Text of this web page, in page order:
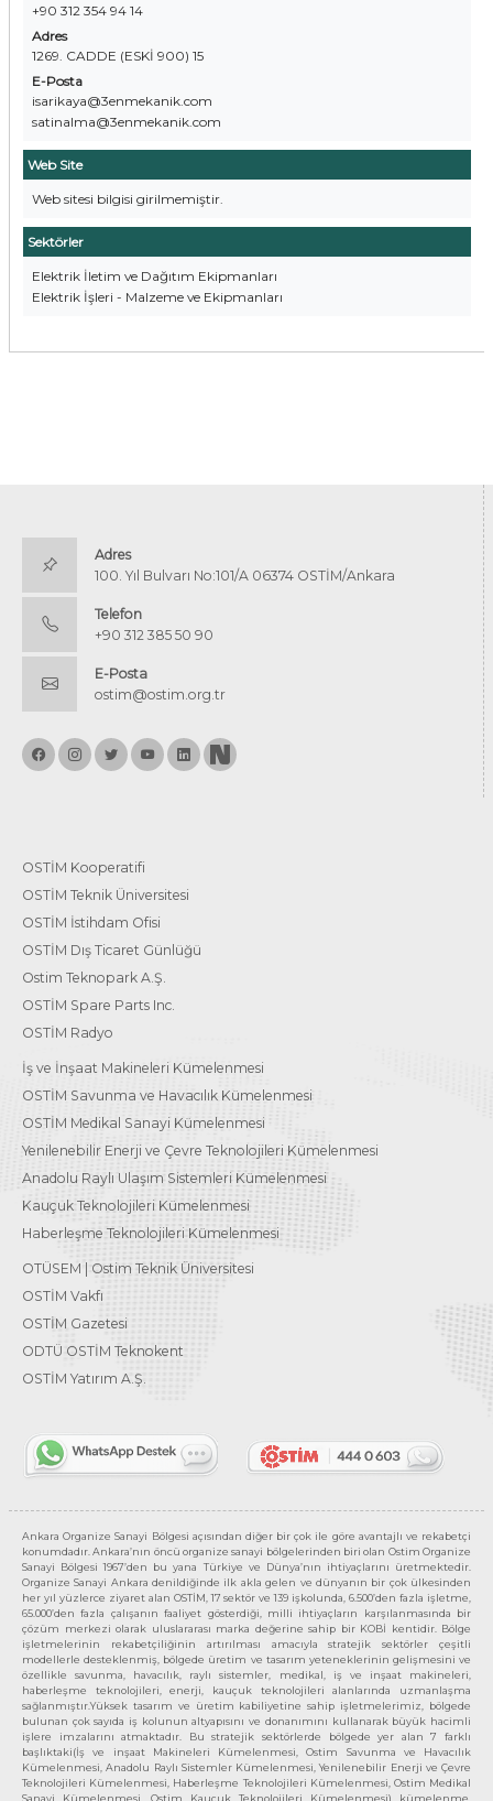
+90 312 354 94 14
Adres
1269. CADDE (ESKİ 900) 15
E-Posta
isarikaya@3enmekanik.com
satinalma@3enmekanik.com
Web Site
Web sitesi bilgisi girilmemiştir.
Sektörler
Elektrik İletim ve Dağıtım Ekipmanları
Elektrik İşleri - Malzeme ve Ekipmanları
Adres
100. Yıl Bulvarı No:101/A 06374 OSTİM/Ankara
Telefon
+90 312 385 50 90
E-Posta
ostim@ostim.org.tr
OSTİM Kooperatifi
OSTİM Teknik Üniversitesi
OSTİM İstihdam Ofisi
OSTİM Dış Ticaret Günlüğü
Ostim Teknopark A.Ş.
OSTİM Spare Parts Inc.
OSTİM Radyo
İş ve İnşaat Makineleri Kümelenmesi
OSTİM Savunma ve Havacılık Kümelenmesi
OSTİM Medikal Sanayi Kümelenmesi
Yenilenebilir Enerji ve Çevre Teknolojileri Kümelenmesi
Anadolu Raylı Ulaşım Sistemleri Kümelenmesi
Kauçuk Teknolojileri Kümelenmesi
Haberleşme Teknolojileri Kümelenmesi
OTÜSEM | Ostim Teknik Üniversitesi
OSTİM Vakfı
OSTİM Gazetesi
ODTÜ OSTİM Teknokent
OSTİM Yatırım A.Ş.
Ankara Organize Sanayi Bölgesi açısından diğer bir çok ile göre avantajlı ve rekabetçi
konumdadır. Ankara’nın öncü organize sanayi bölgelerinden biri olan Ostim Organize
Sanayi Bölgesi 1967’den bu yana Türkiye ve Dünya’nın ihtiyaçlarını üretmektedir.
Organize Sanayi Ankara denildiğinde ilk akla gelen ve dünyanın bir çok ülkesinden
her yıl yüzlerce ziyaret alan OSTİM, 17 sektör ve 139 işkolunda, 6.500’den fazla işletme,
65.000’den fazla çalışanın faaliyet gösterdiği, milli ihtiyaçların karşılanmasında bir
çözüm merkezi olarak uluslararası marka değerine sahip bir KOBİ kentidir. Bölge
işletmelerinin rekabetçiliğinin artırılması amacıyla stratejik sektörler çeşitli
modellerle desteklenmiş, bölgede üretim ve tasarım yeteneklerinin gelişmesini ve
özellikle savunma, havacılık, raylı sistemler, medikal, iş ve inşaat makineleri,
haberleşme teknolojileri, enerji, kauçuk teknolojileri alanlarında uzmanlaşma
sağlanmıştır.Yüksek tasarım ve üretim kabiliyetine sahip işletmelerimiz, bölgede
bulunan çok sayıda iş kolunun altyapısını ve donanımını kullanarak büyük hacimli
işlere imzalarını atmaktadır. Bu stratejik sektörlerde bölgede yer alan 7 farklı
başlıktaki(İş ve inşaat Makineleri Kümelenmesi, Ostim Savunma ve Havacılık
Kümelenmesi, Anadolu Raylı Sistemler Kümelenmesi, Yenilenebilir Enerji ve Çevre
Teknolojileri Kümelenmesi, Haberleşme Teknolojileri Kümelenmesi, Ostim Medikal
Sanayi Kümelenmesi, Ostim Kauçuk Teknolojileri Kümelenmesi) kümelenme,